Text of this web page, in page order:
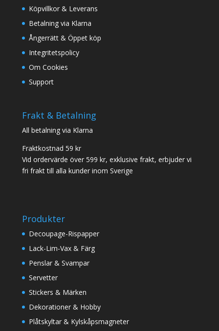
Köpvillkor & Leverans
Betalning via Klarna
Ångerrätt & Öppet köp
Integritetspolicy
Om Cookies
Support
Frakt & Betalning
All betalning via Klarna
Fraktkostnad 59 kr
Vid ordervärde över 599 kr, exklusive frakt, erbjuder vi
fri frakt till alla kunder inom Sverige
Produkter
Decoupage-Rispapper
Lack-Lim-Vax & Färg
Penslar & Svampar
Servetter
Stickers & Märken
Dekorationer & Hobby
Plåtskyltar & Kylskåpsmagneter